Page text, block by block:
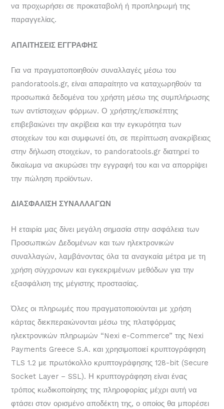
να προχωρήσει σε προκαταβολή ή προπληρωμή της
παραγγελίας.
ΑΠΑΙΤΗΣΕΙΣ ΕΓΓΡΑΦΗΣ
Για να πραγματοποιηθούν συναλλαγές μέσω του
pandoratools.gr, είναι απαραίτητο να καταχωρηθούν τα
προσωπικά δεδομένα του χρήστη μέσω της συμπλήρωσης
των αντίστοιχων φόρμων. Ο χρήστης/επισκέπτης
επιβεβαιώνει την ακρίβεια και την εγκυρότητα των
στοιχείων του και συμφωνεί ότι, σε περίπτωση ανακρίβειας
στην δήλωση στοιχείων, το pandoratools.gr διατηρεί το
δικαίωμα να ακυρώσει την εγγραφή του και να απορρίψει
την πώληση προϊόντων.
ΔΙΑΣΦΑΛΙΣΗ ΣΥΝΑΛΛΑΓΩΝ
Η εταιρία μας δίνει μεγάλη σημασία στην ασφάλεια των
Προσωπικών Δεδομένων και των ηλεκτρονικών
συναλλαγών, λαμβάνοντας όλα τα αναγκαία μέτρα με τη
χρήση σύγχρονων και εγκεκριμένων μεθόδων για την
εξασφάλιση της μέγιστης προστασίας.
Όλες οι πληρωμές που πραγματοποιούνται με χρήση
κάρτας διεκπεραιώνονται μέσω της πλατφόρμας
ηλεκτρονικών πληρωμών “Nexi e-Commerce” της Nexi
Payments Greece S.A. και χρησιμοποιεί κρυπτογράφηση
TLS 1.2 με πρωτόκολλο κρυπτογράφησης 128-bit (Secure
Socket Layer – SSL). Η κρυπτογράφηση είναι ένας
τρόπος κωδικοποίησης της πληροφορίας μέχρι αυτή να
φτάσει στον ορισμένο αποδέκτη της, ο οποίος θα μπορέσει